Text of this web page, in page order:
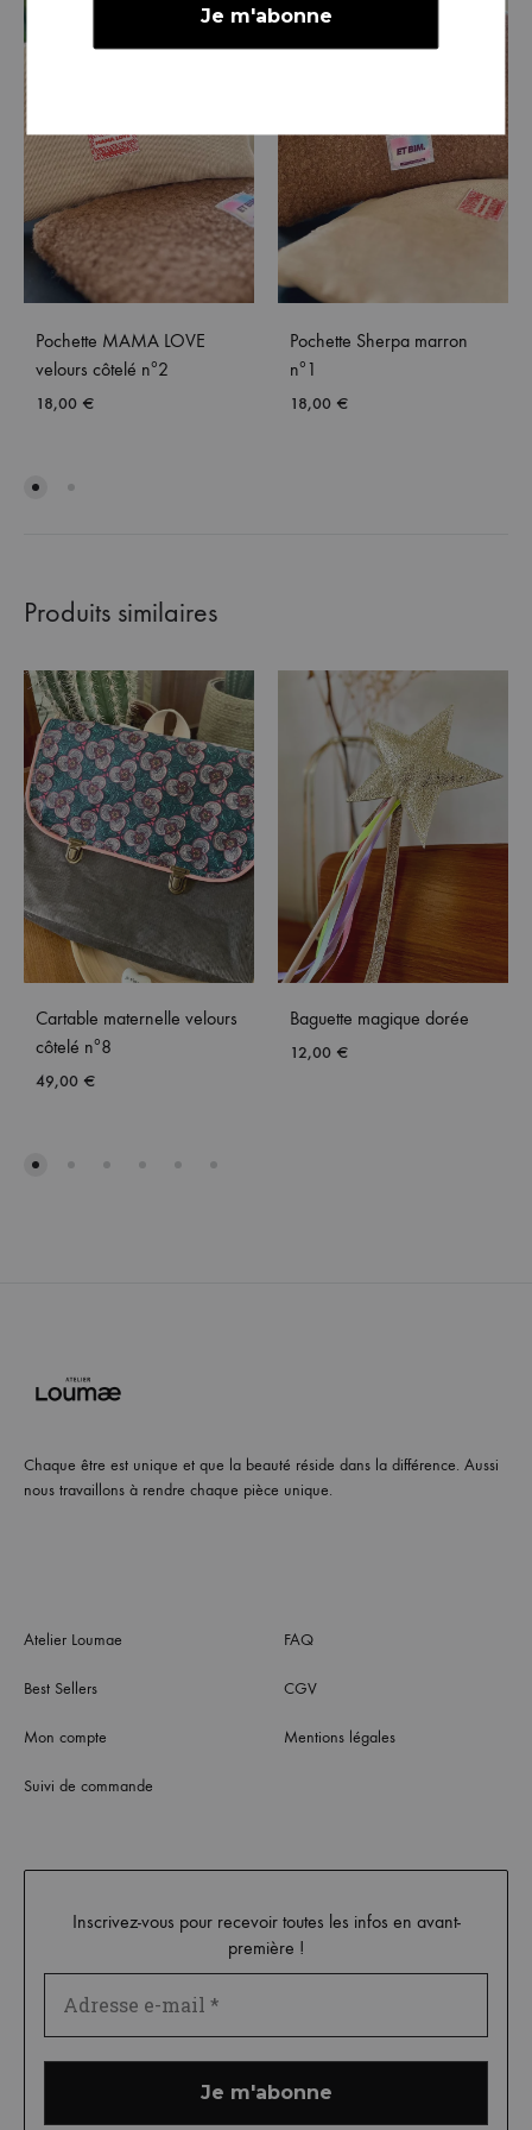
Pochette MAMA LOVE
velours côtelé nº2
18,00 €
Pochette Sherpa marron
nº1
18,00 €
Produits similaires
Cartable maternelle velours
côtelé nº8
49,00 €
Baguette magique dorée
12,00 €
Chaque être est unique et que la beauté réside dans la différence. Aussi
nous travaillons à rendre chaque pièce unique.
Atelier Loumae
Best Sellers
Mon compte
Suivi de commande
FAQ
CGV
Mentions légales
Inscrivez-vous pour recevoir toutes les infos en avant-
première !